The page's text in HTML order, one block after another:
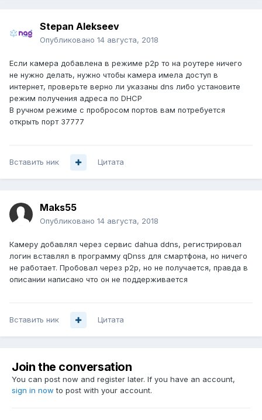
Stepan Alekseev
Опубликовано 14 августа, 2018
Если камера добавлена в режиме p2p то на роутере ничего
не нужно делать, нужно чтобы камера имела доступ в
интернет, проверьте верно ли указаны dns либо установите
режим получения адреса по DHCP
В ручном режиме с пробросом портов вам потребуется
открыть порт 37777
Вставить ник Цитата
Maks55
Опубликовано 14 августа, 2018
Камеру добавлял через сервис dahua ddns, регистрировал
логин вставлял в программу qDnss для смартфона, но ничего
не работает. Пробовал через p2p, но не получается, правда в
описании написано что он не поддерживается
Вставить ник Цитата
Join the conversation
You can post now and register later. If you have an account,
sign in now to post with your account.